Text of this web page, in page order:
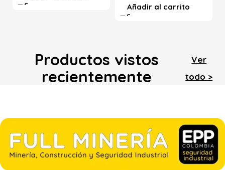
Añadir al carrito
Productos vistos
recientemente
Ver
todo >